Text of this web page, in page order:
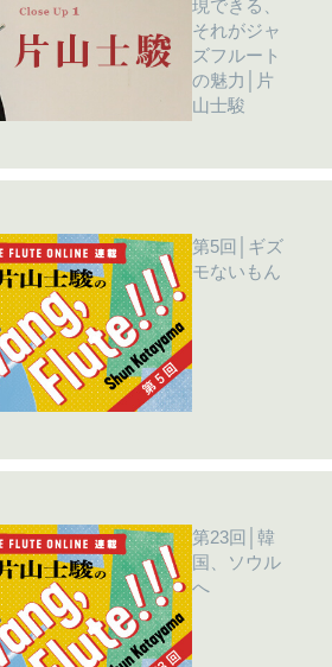
現できる、
それがジャ
ズフルート
の魅力│片
山士駿
第5回│ギズ
モないもん
第23回│韓
国、ソウル
へ